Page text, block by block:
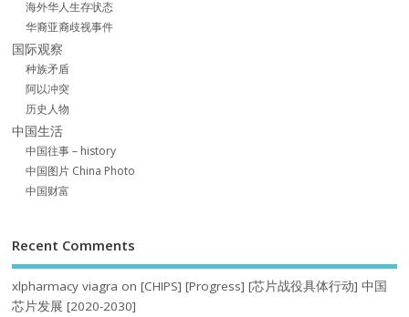
海外华人生存状态
华裔亚裔歧视事件
国际观察
种族矛盾
阿以冲突
历史人物
中国生活
中国往事 – history
中国图片 China Photo
中国财富
Recent Comments
xlpharmacy viagra on[CHIPS] [Progress] [芯片战役具体行动] 中国
芯片发展 [2020-2030]